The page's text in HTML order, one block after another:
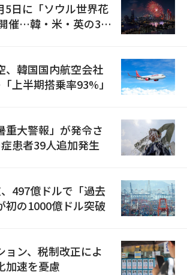
5日に「ソウル世界花
催…韓・米・英の3カ
、韓国国内航空会社
上半期搭乗率93%」
重大警報」が発令さ
患者39人追加発生
497億ドルで「過去
の1000億ドル突破
ョン、税制改正によ
加速を憂慮